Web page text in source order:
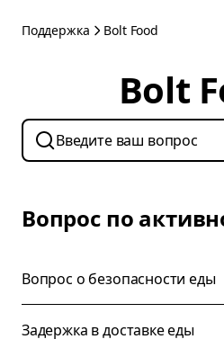
Поддержка Bolt Food
Bolt
Вопрос по
Вопрос о безопасности еды
Задержка в доставке еды